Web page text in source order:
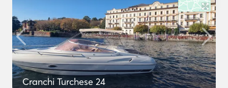
Cranchi Turchese 24